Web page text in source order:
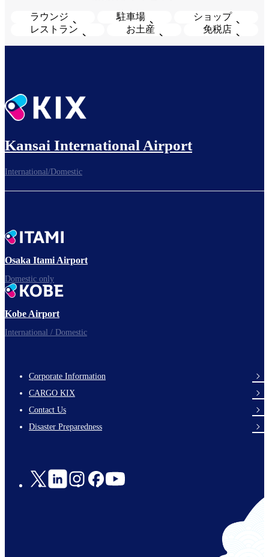
ラウンジ 駐車場
ショップ
レストラン
お土産 免税店
Kansai International Airport
International/Domestic
Osaka Itami Airport
Domestic only
Kobe Airport
International / Domestic
footer-
links-
en-
Corporate Information
CARGO KIX
Contact Us
Disaster Preparedness
Social